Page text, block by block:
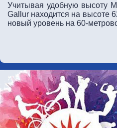
Учитывая удобную высоту
Gallur находится на высоте
новый уровень на 60-